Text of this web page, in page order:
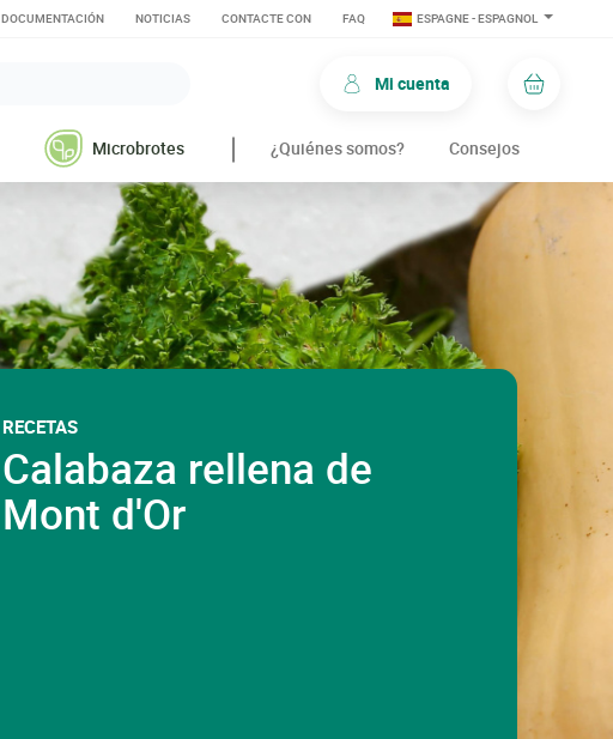
DOCUMENTACIÓN NOTICIAS CONTACTE CON FAQ ESPAGNE - ESPAGNOL
Mi cuenta Carro
Microbrotes ¿Quiénes somos? Consejos
RECETAS
Calabaza rellena de
Mont d'Or